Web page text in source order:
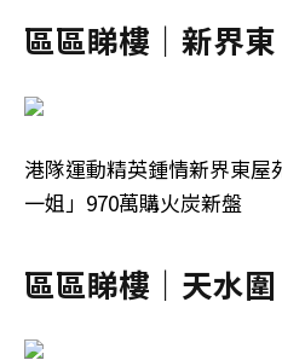
區區睇樓｜新界東
港隊運動精英鍾情新界東屋
一姐」970萬購火炭新盤
區區睇樓｜天水圍